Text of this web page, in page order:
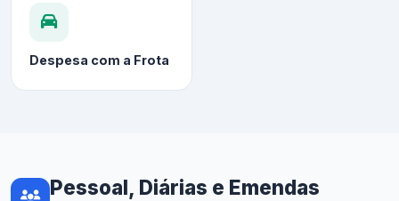
Despesa com a Frota
Pessoal, Diárias e Emendas